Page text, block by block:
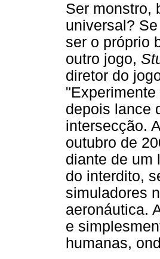
Ser monstro,
universal?
ser o próprio
outro jogo,
diretor do
depois lance
intersecção.
outubro de
diante de um
do interdito,
simuladores
aeronáutica.
e
humanas,